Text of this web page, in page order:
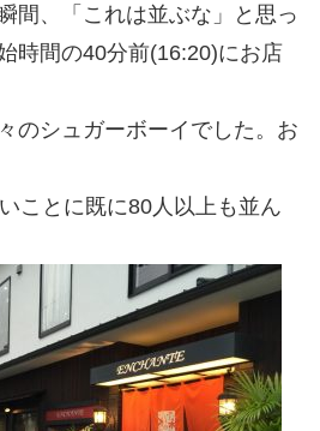
間、「これは並ぶな」と思っ
時間の40分前(16:20)にお店
のシュガーボーイでした。お
ことに既に80人以上も並ん